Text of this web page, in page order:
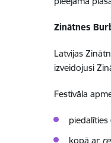
Zinātnes
Latvijas
izveidojusi
Festivāla
piedalīties
kopā ar